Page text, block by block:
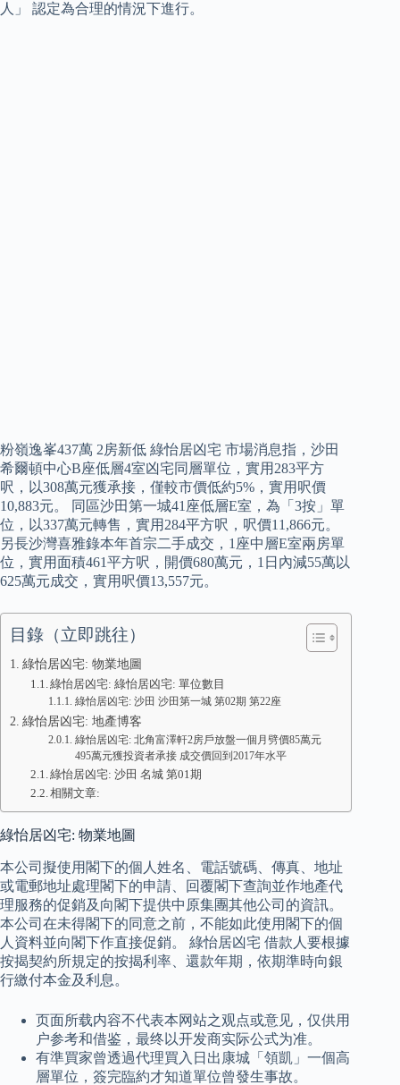
人」 認定為合理的情況下進行。
粉嶺逸峯437萬 2房新低 綠怡居凶宅 市場消息指，沙田
希爾頓中心B座低層4室凶宅同層單位，實用283平方
呎，以308萬元獲承接，僅較市價低約5%，實用呎價
10,883元。 同區沙田第一城41座低層E室，為「3按」單
位，以337萬元轉售，實用284平方呎，呎價11,866元。
另長沙灣喜雅錄本年首宗二手成交，1座中層E室兩房單
位，實用面積461平方呎，開價680萬元，1日內減55萬以
625萬元成交，實用呎價13,557元。
目錄（立即跳往）
綠怡居凶宅: 物業地圖
綠怡居凶宅: 綠怡居凶宅: 單位數目
綠怡居凶宅: 沙田 沙田第一城 第02期 第22座
綠怡居凶宅: 地產博客
綠怡居凶宅: 北角富澤軒2房戶放盤一個月劈價85萬元
495萬元獲投資者承接 成交價回到2017年水平
綠怡居凶宅: 沙田 名城 第01期
相關文章:
綠怡居凶宅: 物業地圖
本公司擬使用閣下的個人姓名、電話號碼、傳真、地址
或電郵地址處理閣下的申請、回覆閣下查詢並作地產代
理服務的促銷及向閣下提供中原集團其他公司的資訊。
本公司在未得閣下的同意之前，不能如此使用閣下的個
人資料並向閣下作直接促銷。 綠怡居凶宅 借款人要根據
按揭契約所規定的按揭利率、還款年期，依期準時向銀
行繳付本金及利息。
页面所载内容不代表本网站之观点或意见，仅供用
户参考和借鉴，最终以开发商实际公式为准。
有準買家曾透過代理買入日出康城「領凱」一個高
層單位，簽完臨約才知道單位曾發生事故。